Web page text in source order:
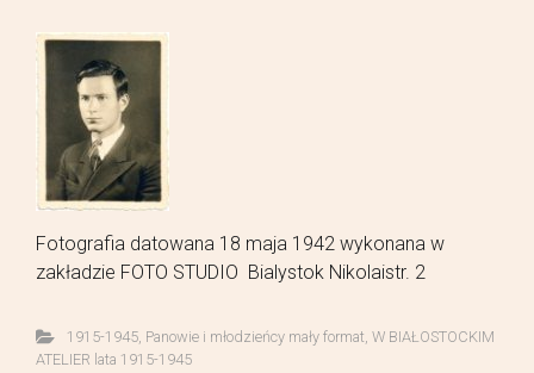
Fotografia datowana 18 maja 1942 wykonana w
zakładzie FOTO STUDIO Bialystok Nikolaistr. 2
1915-1945, Panowie i młodzieńcy mały format W BIAŁOSTOCKIM
ATELIER lata 1915-1945